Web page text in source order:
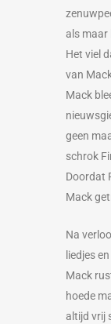
als maar
Het viel
van
Mack
geen
schrok
Doordat
Mack
Na
liedjes
Mack
hoede
altijd vrij